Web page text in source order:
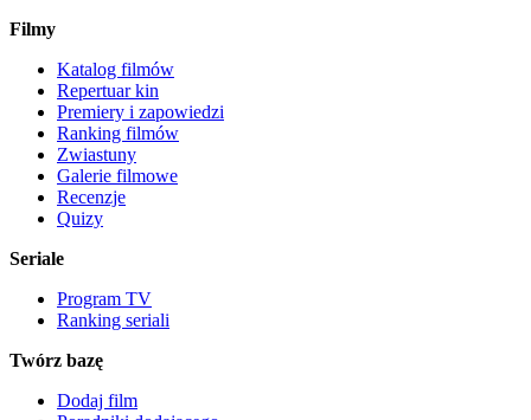
Filmy
Katalog filmów
Repertuar kin
Premiery i zapowiedzi
Ranking filmów
Zwiastuny
Galerie filmowe
Recenzje
Quizy
Seriale
Program TV
Ranking seriali
Twórz bazę
Dodaj film